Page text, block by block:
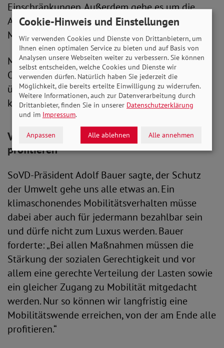
Einschränkungen. Außerdem gehe es um die
Arbeitnehmerinnen und Arbeitnehmer in der
Mobilitätswirtschaft.
Mit ihrem Bündnis wollen die beteiligten
Organisationen den gesellschaftlichen Dialog
über die Ausrichtung der Verkehrspolitik
konstruktiv begleiten.
Von einer Mobilitätswende müssen alle
profitieren
SoVD-Präsident Adolf Bauer sagte, der Schutz
der Umwelt gehe uns alle etwas an. Ein
klimaschonendes Mobilitätsverhalten müsse
dabei aber auch für jedermann bezahlbar sein
und dürfe nicht zum Luxus werden. Bauer
forderte: „Bei allen Maßnahmen müssen die
Stärkung der sozialen Gerechtigkeit und vor
allem eine gerechte Verteilung der Lasten sowie
ein gleicher Zugang zu Mobilität mitgedacht
werden. Nur so können wir langfristig eine
Mobilitätswende erreichen, von der am Ende alle
profitieren.“
Cookie-Hinweis und Einstellungen
Wir verwenden Cookies und Dienste von Drittanbietern, um
Ihnen einen optimalen Service zu bieten und auf Basis von
Analysen unsere Webseiten weiter zu verbessern. Sie können
selbst entscheiden, welche Cookies und Dienste wir
verwenden dürfen. Natürlich haben Sie jederzeit die
Möglichkeit, die bereits erteilte Einwilligung zu widerrufen.
Weitere Informationen, auch zur Datenverarbeitung durch
Drittanbieter, finden Sie in unserer Datenschutzerklärung
und im Impressum.
Anpassen Alle ablehnen Alle annehmen